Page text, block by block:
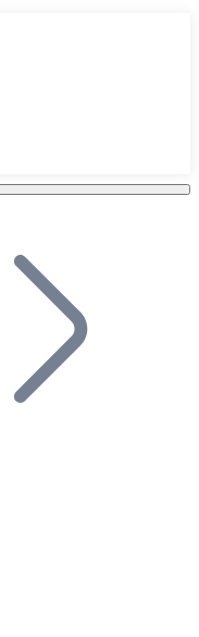
negocio y permite que